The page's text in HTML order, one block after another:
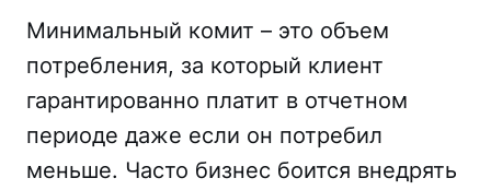
Минимальный комит – это объем
потребления, за который клиент
гарантированно платит в отчетном
периоде даже если он потребил
меньше. Часто бизнес боится внедрять